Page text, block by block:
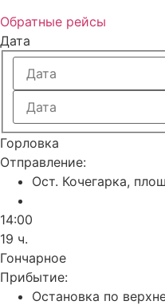
Обратные рейсы
Дата
Горловка
Отправление:
Ост. Кочегарка,
14:00
19 ч.
Гончарное
Прибытие:
Остановка по